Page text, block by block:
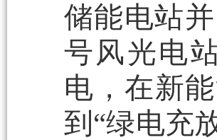
储能电站
号风光电
电，在新
到“绿电充